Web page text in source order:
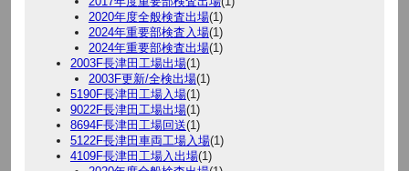
2020年度全般検査出場(1)
2024年重要部検査入場(1)
2024年重要部検査出場(1)
2003F長津田工場出場(1)
2003F更新/全検出場(1)
5190F長津田工場入場(1)
9022F長津田工場出場(1)
8694F長津田工場回送(1)
5122F長津田車両工場入場(1)
4109F長津田工場入出場(1)